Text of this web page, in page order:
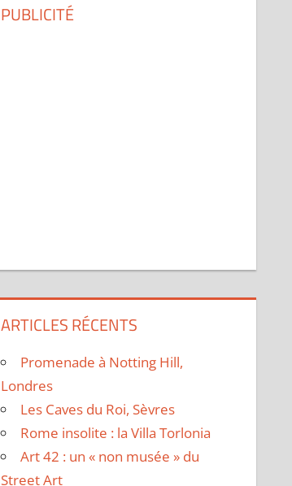
PUBLICITÉ
ARTICLES RÉCENTS
Promenade à Notting Hill,
Londres
Les Caves du Roi, Sèvres
Rome insolite : la Villa Torlonia
Art 42 : un « non musée » du
Street Art